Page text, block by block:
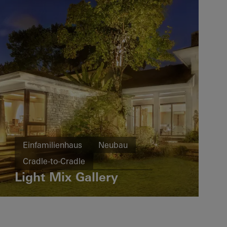
Einfamilienhaus
Neubau
Cradle-to-Cradle
Design und Ästhetik
Fenster
Light Mix Gallery